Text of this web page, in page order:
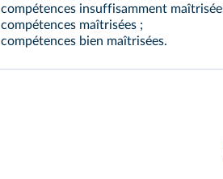
compétences insuffisamment
compétences maîtrisées ;
compétences bien maîtrisées.